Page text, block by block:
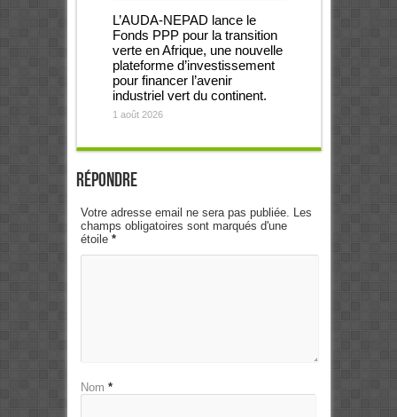
L’AUDA-NEPAD lance le
Fonds PPP pour la transition
verte en Afrique, une nouvelle
plateforme d’investissement
pour financer l’avenir
industriel vert du continent.
1 août 2026
Répondre
Votre adresse email ne sera pas publiée. Les
champs obligatoires sont marqués d'une
étoile *
Nom *